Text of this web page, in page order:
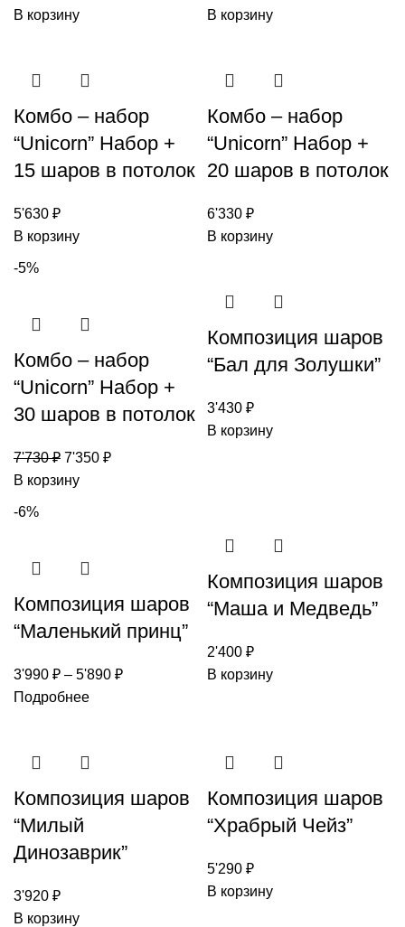
В корзину В корзину
Комбо – набор
“Unicorn” Набор +
15 шаров в потолок
5'630 ₽
В корзину
Комбо – набор
“Unicorn” Набор +
20 шаров в потолок
6'330 ₽
В корзину
-5%
Комбо – набор
“Unicorn” Набор +
30 шаров в потолок
7'730₽ 7'350 ₽
В корзину
Композиция шаров
“Бал для Золушки”
3'430 ₽
В корзину
-6%
Композиция шаров
“Маленький принц”
3'990 ₽ – 5'890 ₽
Подробнее
Композиция шаров
“Маша и Медведь”
2'400 ₽
В корзину
Композиция шаров
“Милый
Динозаврик”
3'920 ₽
В корзину
Композиция шаров
“Храбрый Чейз”
5'290 ₽
В корзину